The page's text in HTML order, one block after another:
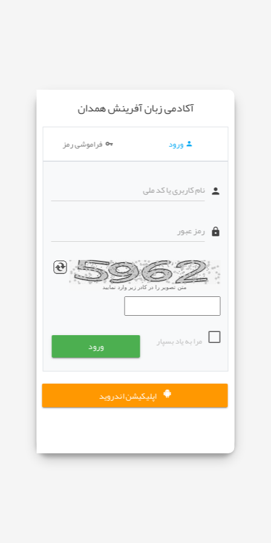
آکادمی زبان آفرینش همدان
ورود فراموشی رمز
نام کاربری یا کد ملی
رمز عبور
متن تصویر را در کادر زیر وارد نمایید
مرا به یاد بسپار
اپلیکیشن اندروید